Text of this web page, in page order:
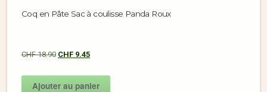
Coq en Pâte Sac à coulisse Panda Roux
CHF18.90 CHF 9.45
Ajouter au panier